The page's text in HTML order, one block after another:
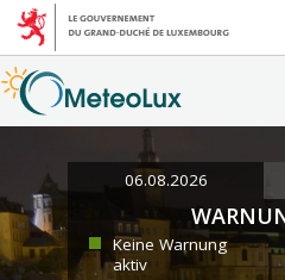
06.08.2026
Keine Warnung
aktiv